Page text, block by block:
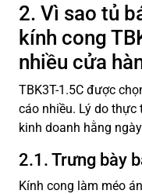
2. Vì sao tủ
kính cong
nhiều cửa
TBK3T-1.5C được
cáo nhiều. Lý do
kinh doanh hằng
2.1. Trưng bày
Kính cong làm méo